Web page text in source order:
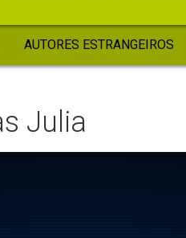
AUTORES ESTRANGEIROS
Julia